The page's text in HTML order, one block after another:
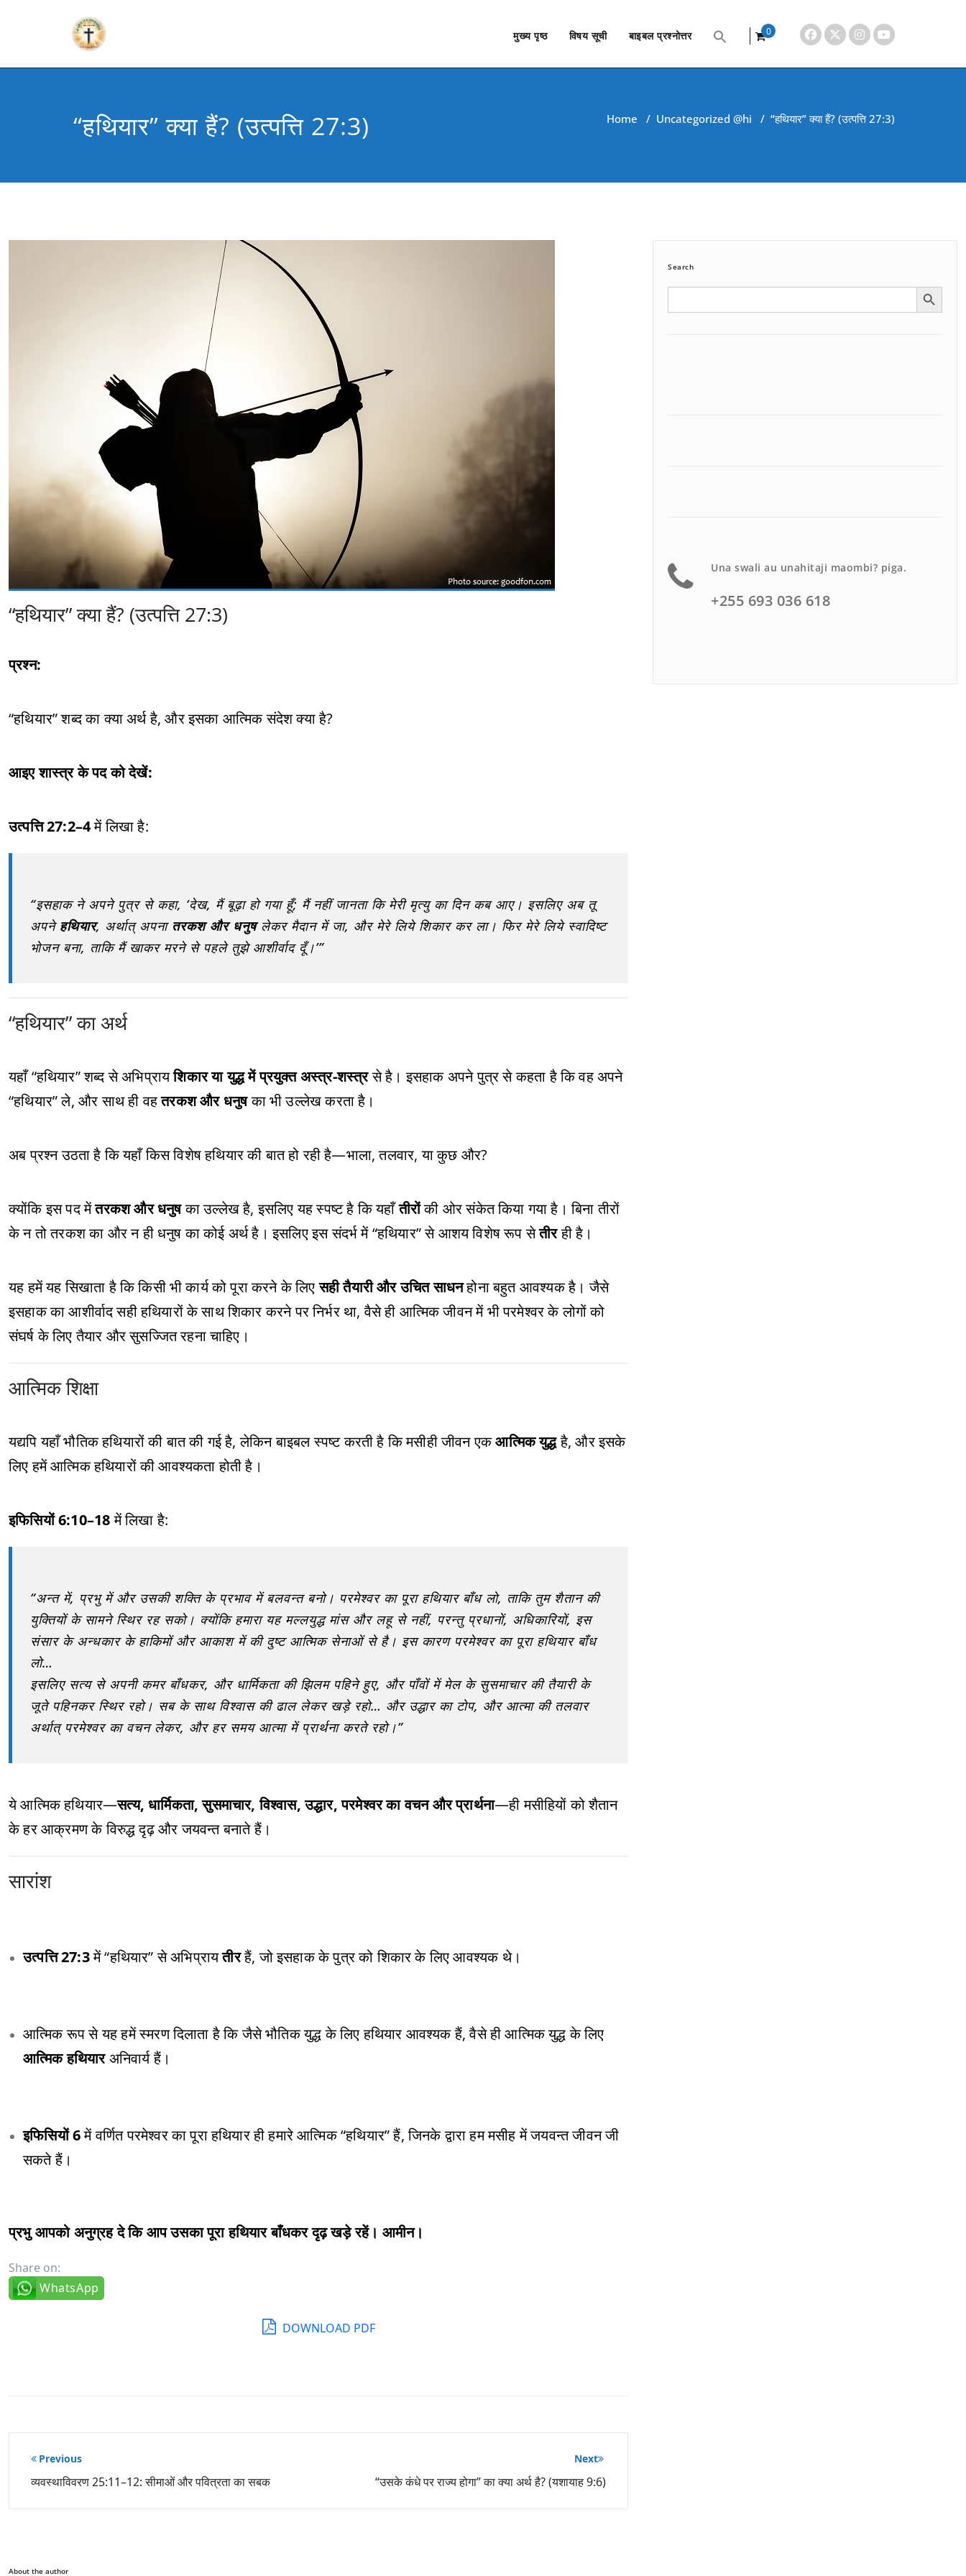
मुख्य पृष्ठ विषय सूची बाइबल प्रश्नोत्तर
0
“हथियार” क्या हैं? (उत्पत्ति 27:3) Home / Uncategorized @hi / “हथियार” क्या हैं? (उत्पत्ति 27:3)
“हथियार” क्या हैं? (उत्पत्ति 27:3)
प्रश्न:
“हथियार” शब्द का क्या अर्थ है, और इसका आत्मिक संदेश क्या है?
आइए शास्त्र के पद को देखें:
उत्पत्ति 27:2–4में लिखा है:
“इसहाक ने अपने पुत्र से कहा, ‘देख, मैं बूढ़ा हो गया हूँ; मैं नहीं जानता कि मेरी मृत्यु का दिन कब आए। इसलिए अब तू
अपने हथियार, अर्थात् अपना तरकश और धनुषलेकर मैदान में जा, और मेरे लिये शिकार कर ला। फिर मेरे लिये स्वादिष्ट
भोजन बना, ताकि मैं खाकर मरने से पहले तुझे आशीर्वाद दूँ।’”
“हथियार” का अर्थ
यहाँ “हथियार” शब्द से अभिप्रायशिकार या युद्ध में प्रयुक्त अस्त्र-शस्त्रसे है। इसहाक अपने पुत्र से कहता है कि वह अपने
“हथियार” ले, और साथ ही वहतरकश और धनुषका भी उल्लेख करता है।
अब प्रश्न उठता है कि यहाँ किस विशेष हथियार की बात हो रही है—भाला, तलवार, या कुछ और?
क्योंकि इस पद मेंतरकश और धनुषका उल्लेख है, इसलिए यह स्पष्ट है कि यहाँतीरोंकी ओर संकेत किया गया है। बिना तीरों
के न तो तरकश का और न ही धनुष का कोई अर्थ है। इसलिए इस संदर्भ में “हथियार” से आशय विशेष रूप सेतीरही है।
यह हमें यह सिखाता है कि किसी भी कार्य को पूरा करने के लिएसही तैयारी और उचित साधनहोना बहुत आवश्यक है। जैसे
इसहाक का आशीर्वाद सही हथियारों के साथ शिकार करने पर निर्भर था, वैसे ही आत्मिक जीवन में भी परमेश्वर के लोगों को
संघर्ष के लिए तैयार और सुसज्जित रहना चाहिए।
आत्मिक शिक्षा
यद्यपि यहाँ भौतिक हथियारों की बात की गई है, लेकिन बाइबल स्पष्ट करती है कि मसीही जीवन एकआत्मिक युद्धहै, और इसके
लिए हमें आत्मिक हथियारों की आवश्यकता होती है।
इफिसियों 6:10–18में लिखा है:
“अन्त में, प्रभु में और उसकी शक्ति के प्रभाव में बलवन्त बनो। परमेश्वर का पूरा हथियार बाँध लो, ताकि तुम शैतान की
युक्तियों के सामने स्थिर रह सको। क्योंकि हमारा यह मल्लयुद्ध मांस और लहू से नहीं, परन्तु प्रधानों, अधिकारियों, इस
संसार के अन्धकार के हाकिमों और आकाश में की दुष्ट आत्मिक सेनाओं से है। इस कारण परमेश्वर का पूरा हथियार बाँध
लो…
इसलिए सत्य से अपनी कमर बाँधकर, और धार्मिकता की झिलम पहिने हुए, और पाँवों में मेल के सुसमाचार की तैयारी के
जूते पहिनकर स्थिर रहो। सब के साथ विश्वास की ढाल लेकर खड़े रहो… और उद्धार का टोप, और आत्मा की तलवार
अर्थात् परमेश्वर का वचन लेकर, और हर समय आत्मा में प्रार्थना करते रहो।”
ये आत्मिक हथियार—सत्य, धार्मिकता, सुसमाचार, विश्वास, उद्धार, परमेश्वर का वचन और प्रार्थना—ही मसीहियों को शैतान
के हर आक्रमण के विरुद्ध दृढ़ और जयवन्त बनाते हैं।
सारांश
उत्पत्ति 27:3में “हथियार” से अभिप्रायतीरहैं, जो इसहाक के पुत्र को शिकार के लिए आवश्यक थे।
आत्मिक रूप से यह हमें स्मरण दिलाता है कि जैसे भौतिक युद्ध के लिए हथियार आवश्यक हैं, वैसे ही आत्मिक युद्ध के लिए
आत्मिक हथियारअनिवार्य हैं।
इफिसियों 6में वर्णित परमेश्वर का पूरा हथियार ही हमारे आत्मिक “हथियार” हैं, जिनके द्वारा हम मसीह में जयवन्त जीवन जी
सकते हैं।
प्रभु आपको अनुग्रह दे कि आप उसका पूरा हथियार बाँधकर दृढ़ खड़े रहें। आमीन।
Share on:
WhatsApp
DOWNLOAD PDF
पोस्ट
नेविगेशन
Previous
व्यवस्थाविवरण 25:11–12: सीमाओं और पवित्रता का सबक
Next
“उसके कंधे पर राज्य होगा” का क्या अर्थ है? (यशायाह 9:6)
About the author
Search
Search Search Button
Una swali au unahitaji maombi? piga.
+255 693 036 618